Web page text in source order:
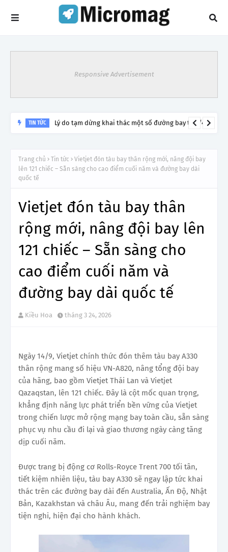
Responsive Advertisement
TIN TỨC Lý do tạm dừng khai thác một số đường bay từ 1/4
Trang chủ Tin tức
Vietjet đón tàu bay thân rộng mới, nâng đội bay
lên 121 chiếc – Sẵn sàng cho cao điểm cuối năm và đường bay dài
quốc tế
Vietjet đón tàu bay thân
rộng mới, nâng đội bay lên
121 chiếc – Sẵn sàng cho
cao điểm cuối năm và
đường bay dài quốc tế
Kiều Hoa tháng 3 24, 2026
Ngày 14/9, Vietjet chính thức đón thêm tàu bay A330
thân rộng mang số hiệu VN-A820, nâng tổng đội bay
của hãng, bao gồm Vietjet Thái Lan và Vietjet
Qazaqstan, lên 121 chiếc. Đây là cột mốc quan trọng,
khẳng định năng lực phát triển bền vững của Vietjet
trong chiến lược mở rộng mạng bay toàn cầu, sẵn sàng
phục vụ nhu cầu đi lại và giao thương ngày càng tăng
dịp cuối năm.
Được trang bị động cơ Rolls-Royce Trent 700 tối tân,
tiết kiệm nhiên liệu, tàu bay A330 sẽ ngay lập tức khai
thác trên các đường bay dài đến Australia, Ấn Độ, Nhật
Bản, Kazakhstan và châu Âu, mang đến trải nghiệm bay
tiện nghi, hiện đại cho hành khách.